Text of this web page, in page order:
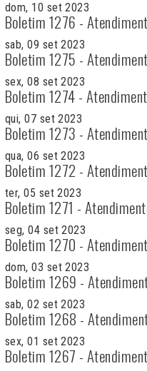
dom, 10 set 2023
Boletim 1276 -
sab, 09 set 2023
Boletim 1275 -
sex, 08 set 2023
Boletim 1274 -
qui, 07 set 2023
Boletim 1273 -
qua, 06 set 2023
Boletim 1272 -
ter, 05 set 2023
Boletim 1271 -
seg, 04 set 2023
Boletim 1270 -
dom, 03 set 2023
Boletim 1269 -
sab, 02 set 2023
Boletim 1268 -
sex, 01 set 2023
Boletim 1267 -